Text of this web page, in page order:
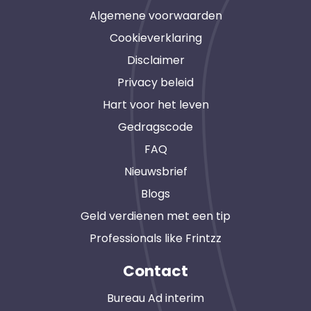
Algemene voorwaarden
Cookieverklaring
Disclaimer
Privacy beleid
Hart voor het leven
Gedragscode
FAQ
Nieuwsbrief
Blogs
Geld verdienen met een tip
Professionals like Frintzz
Contact
Bureau Ad interim